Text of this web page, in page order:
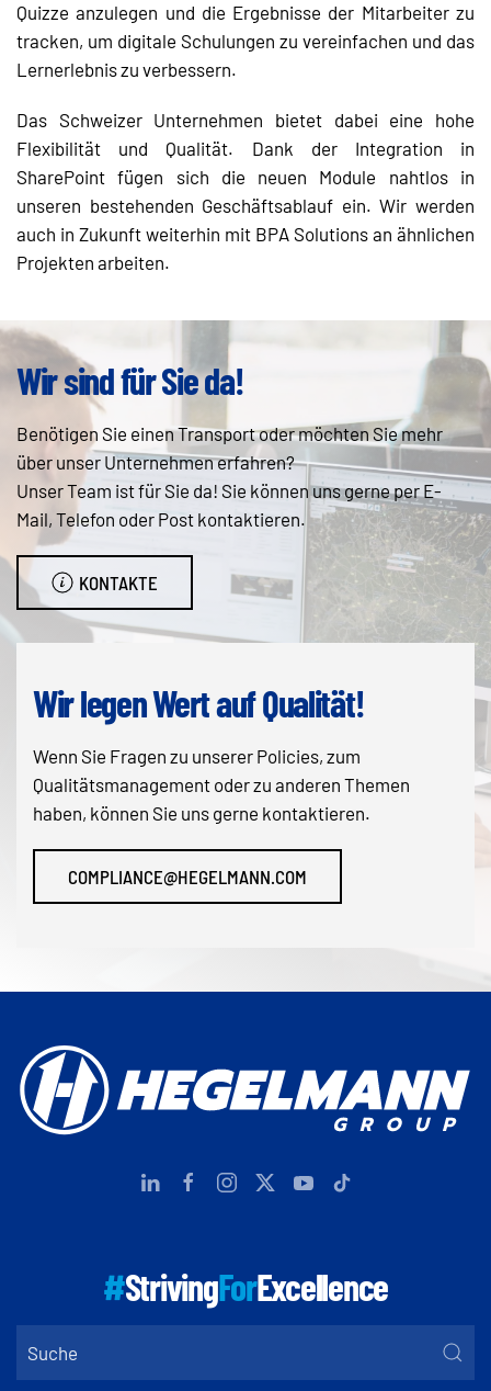
Quizze anzulegen und die Ergebnisse der Mitarbeiter zu
tracken, um digitale Schulungen zu vereinfachen und das
Lernerlebnis zu verbessern.
Das Schweizer Unternehmen bietet dabei eine hohe
Flexibilität und Qualität. Dank der Integration in
SharePoint fügen sich die neuen Module nahtlos in
unseren bestehenden Geschäftsablauf ein. Wir werden
auch in Zukunft weiterhin mit BPA Solutions an ähnlichen
Projekten arbeiten.
Wir sind für Sie da!
Benötigen Sie einen Transport oder möchten Sie mehr
über unser Unternehmen erfahren?
Unser Team ist für Sie da! Sie können uns gerne per E-
Mail, Telefon oder Post kontaktieren.
KONTAKTE
Wir legen Wert auf Qualität!
Wenn Sie Fragen zu unserer Policies, zum
Qualitätsmanagement oder zu anderen Themen
haben, können Sie uns gerne kontaktieren.
COMPLIANCE@HEGELMANN.COM
#StrivingForExcellence